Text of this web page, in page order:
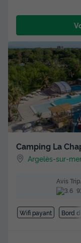
Camping La
Argelès-sur-
Avis
Wifi payant Bord